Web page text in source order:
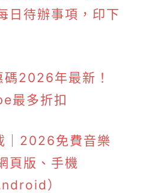
日待辦事項，印下
2026年最新！
最多折扣
2026免費音樂
頁版、手機
）